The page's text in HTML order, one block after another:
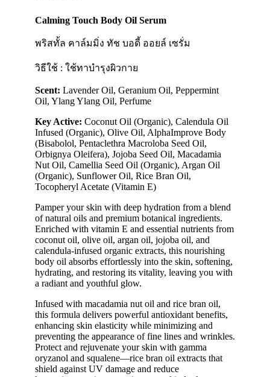
Calming Touch Body Oil Serum
พริสทั้ล คาล์มมิ่ง ทัช บอดี้ ออยล์ เซรั่ม
วิธีใช้ : ใช้ทาบำรุงผิวกาย
Scent: Lavender Oil, Geranium Oil, Peppermint
Oil, Ylang Ylang Oil, Perfume
Key Active: Coconut Oil (Organic), Calendula Oil
Infused (Organic), Olive Oil, AlphaImprove Body
(Bisabolol, Pentaclethra Macroloba Seed Oil,
Orbignya Oleifera), Jojoba Seed Oil, Macadamia
Nut Oil, Camellia Seed Oil (Organic), Argan Oil
(Organic), Sunflower Oil, Rice Bran Oil,
Tocopheryl Acetate (Vitamin E)
Pamper your skin with deep hydration from a blend
of natural oils and premium botanical ingredients.
Enriched with vitamin E and essential nutrients from
coconut oil, olive oil, argan oil, jojoba oil, and
calendula-infused organic extracts, this nourishing
body oil absorbs effortlessly into the skin, softening,
hydrating, and restoring its vitality, leaving you with
a radiant and youthful glow.
Infused with macadamia nut oil and rice bran oil,
this formula delivers powerful antioxidant benefits,
enhancing skin elasticity while minimizing and
preventing the appearance of fine lines and wrinkles.
Protect and rejuvenate your skin with gamma
oryzanol and squalene—rice bran oil extracts that
shield against UV damage and reduce